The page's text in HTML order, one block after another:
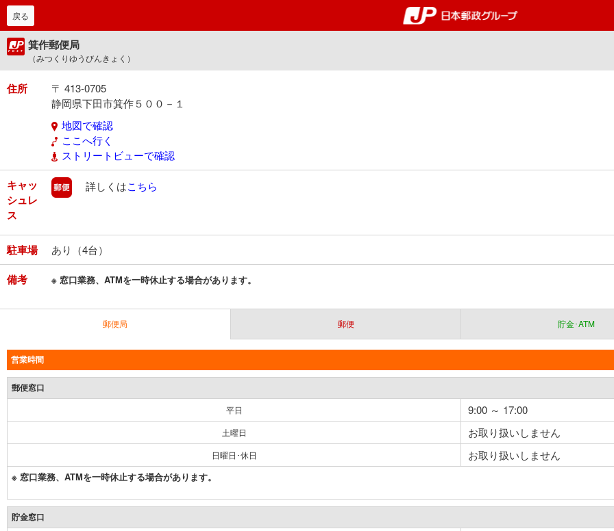
郵便局・日本郵政グルー
戻る
箕作郵便局
（みつくりゆうびんきょく）
住所
〒 413-0705
静岡県下田市箕作５００－１
地図で確認
ここへ行く
ストリートビューで確認
キャッ
シュレ
ス
郵便
詳しくはこちら
駐車場 あり（4台）
備考 ※ 窓口業務、ATMを一時休止する場合があります。
郵便局 郵便 貯金･ATM
営業時間
郵便窓口
平日 9:00 ～ 17:00
土曜日 お取り扱いしません
日曜日･休日 お取り扱いしません
※ 窓口業務、ATMを一時休止する場合があります。
貯金窓口